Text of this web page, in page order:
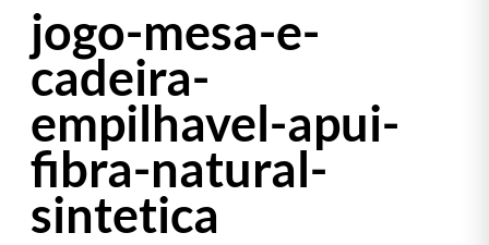
jogo-mesa-e-
cadeira-
empilhavel-apui-
fibra-natural-
sintetica